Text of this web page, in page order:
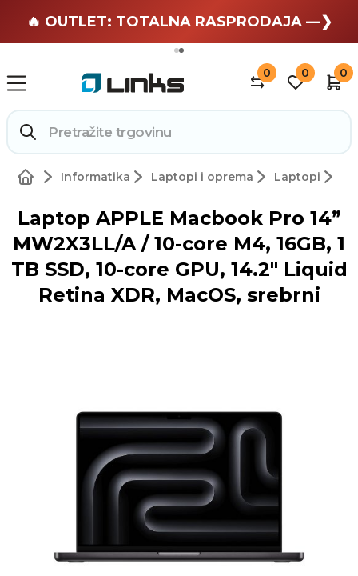
🏄 Zaslužuješ odmor —❯
🔥 OUTLET: TOTALNA RASPRODAJA —❯
0 0 0
Informatika Laptopi i oprema Laptopi
Laptop APPLE Macbook Pro 14”
MW2X3LL/A / 10-core M4, 16GB, 1
TB SSD, 10-core GPU, 14.2" Liquid
Retina XDR, MacOS, srebrni